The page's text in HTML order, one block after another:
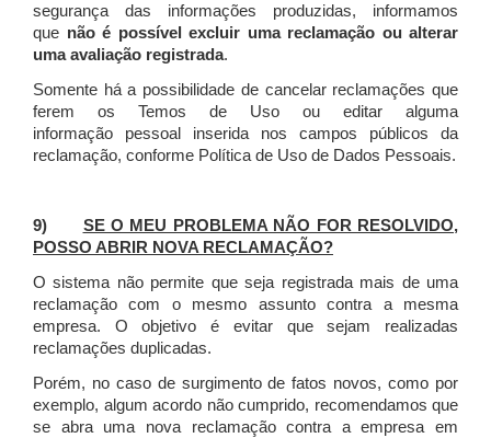
segurança das informações produzidas, informamos
que não é possível excluir uma reclamação ou alterar
uma avaliação registrada.
Somente há a possibilidade de cancelar reclamações que
ferem os Temos de Uso ou editar alguma
informação pessoal inserida nos campos públicos da
reclamação, conforme Política de Uso de Dados Pessoais.
9) SE O MEU PROBLEMA NÃO FOR RESOLVIDO,
POSSO ABRIR NOVA RECLAMAÇÃO?
O sistema não permite que seja registrada mais de uma
reclamação com o mesmo assunto contra a mesma
empresa. O objetivo é evitar que sejam realizadas
reclamações duplicadas.
Porém, no caso de surgimento de fatos novos, como por
exemplo, algum acordo não cumprido, recomendamos que
se abra uma nova reclamação contra a empresa em